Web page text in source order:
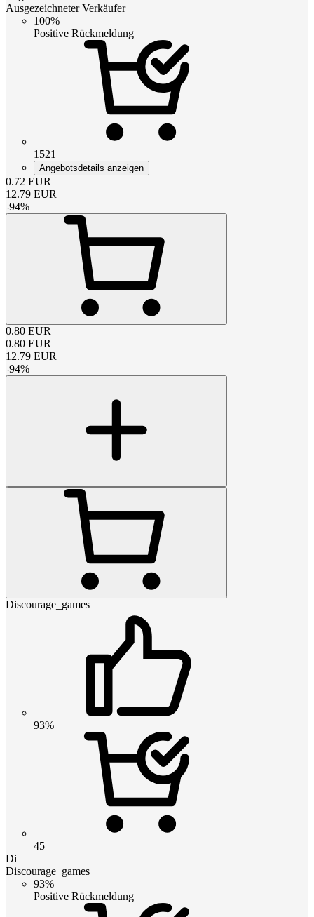
Ausgezeichneter Verkäufer
100%
Positive Rückmeldung
1521
Angebotsdetails anzeigen
0.72 EUR
12.79 EUR
-94%
0.80 EUR
0.80 EUR
12.79 EUR
-94%
Discourage_games
93%
45
Di
Discourage_games
93%
Positive Rückmeldung